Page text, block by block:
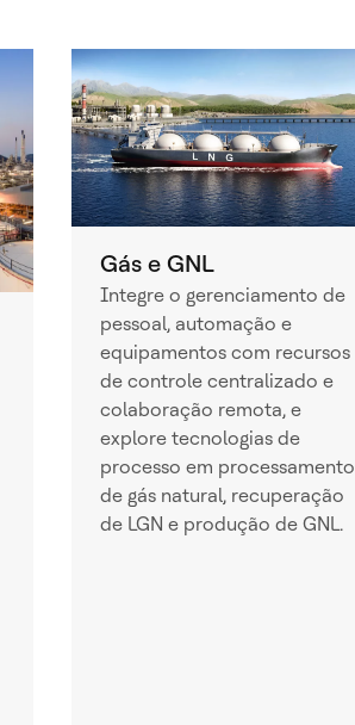
Gás e GNL
Integre o gerenciamento de
pessoal, automação e
equipamentos com recursos
de controle centralizado e
colaboração remota, e
explore tecnologias de
processo em processamento
de gás natural, recuperação
de LGN e produção de GNL.